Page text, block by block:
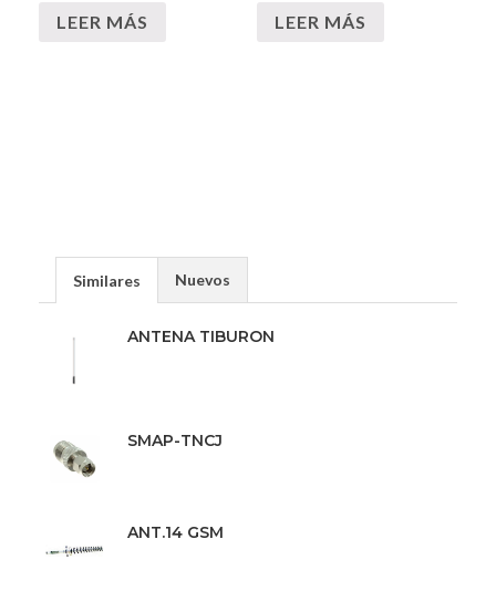
LEER MÁS LEER MÁS
Similares Nuevos
ANTENA TIBURON
SMAP-TNCJ
ANT.14 GSM